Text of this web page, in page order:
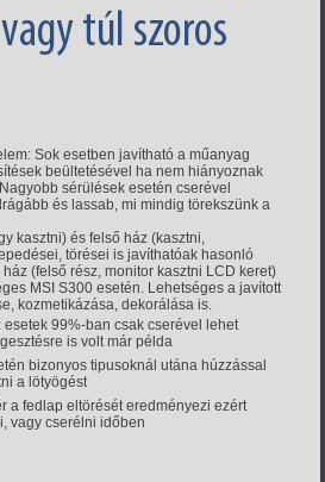
túl szoros
Sok esetben javítható a műanyag
beültetésével ha nem hiányoznak
sérülések esetén cserével
és lassab, mi mindig törekszünk a
kasztni) és felső ház (kasztni,
törései is javíthatóak hasonló
(felső rész, monitor kasztni LCD keret)
MSI S300 esetén. Lehetséges a javított
kozmetikázása, dekorálása is.
esetek 99%-ban csak cserével lehet
is volt már példa
bizonyos tipusoknál utána húzzással
a lötyögést
a fedlap eltörését eredményezi ezért
vagy cserélni időben